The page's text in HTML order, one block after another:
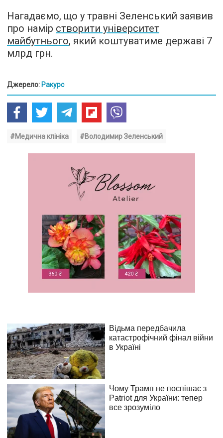
Нагадаємо, що у травні Зеленський заявив
про намір створити університет
майбутнього, який коштуватиме державі 7
млрд грн.
Джерело: Ракурс
#Медична клініка #Володимир Зеленський